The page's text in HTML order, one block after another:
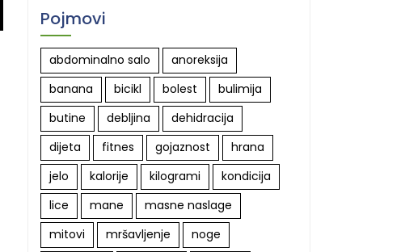
Pojmovi
abdominalno salo
anoreksija
banana
bicikl bolest
bulimija
butine
debljina
dehidracija
dijeta
fitnes gojaznost
hrana
jelo
kalorije kilogrami
kondicija
lice
mane
masne naslage
mitovi
mršavljenje
noge